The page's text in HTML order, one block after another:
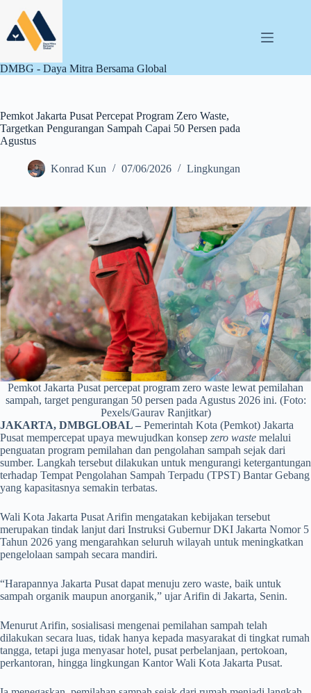
content
DMBG - Daya Mitra Bersama Global
Pemkot Jakarta Pusat Percepat Program Zero Waste,
Targetkan Pengurangan Sampah Capai 50 Persen pada
Agustus
Konrad Kun 07/06/2026 Lingkungan
Pemkot Jakarta Pusat percepat program zero waste lewat pemilahan
sampah, target pengurangan 50 persen pada Agustus 2026 ini. (Foto:
Pexels/Gaurav Ranjitkar)
JAKARTA, DMBGLOBAL – Pemerintah Kota (Pemkot) Jakarta
Pusat mempercepat upaya mewujudkan konsep zero waste melalui
penguatan program pemilahan dan pengolahan sampah sejak dari
sumber. Langkah tersebut dilakukan untuk mengurangi ketergantungan
terhadap Tempat Pengolahan Sampah Terpadu (TPST) Bantar Gebang
yang kapasitasnya semakin terbatas.
Wali Kota Jakarta Pusat Arifin mengatakan kebijakan tersebut
merupakan tindak lanjut dari Instruksi Gubernur DKI Jakarta Nomor 5
Tahun 2026 yang mengarahkan seluruh wilayah untuk meningkatkan
pengelolaan sampah secara mandiri.
“Harapannya Jakarta Pusat dapat menuju zero waste, baik untuk
sampah organik maupun anorganik,” ujar Arifin di Jakarta, Senin.
Menurut Arifin, sosialisasi mengenai pemilahan sampah telah
dilakukan secara luas, tidak hanya kepada masyarakat di tingkat rumah
tangga, tetapi juga menyasar hotel, pusat perbelanjaan, pertokoan,
perkantoran, hingga lingkungan Kantor Wali Kota Jakarta Pusat.